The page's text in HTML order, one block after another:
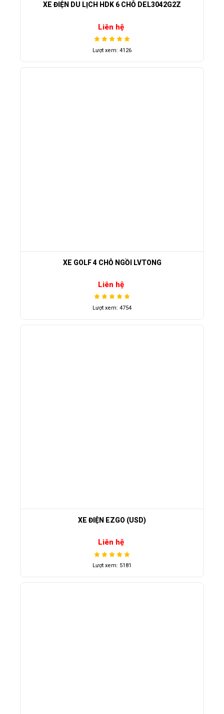
XE ĐIỆN DU LỊCH HDK 6 CHỖ DEL3042G2Z
Liên hệ
Lượt xem: 4126
XE GOLF 4 CHỖ NGỒI LVTONG
Liên hệ
Lượt xem: 4754
XE ĐIỆN EZGO (USD)
Liên hệ
Lượt xem: 5181